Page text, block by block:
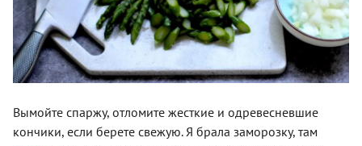
Вымойте спаржу, отломите жесткие и одревесневшие
кончики, если берете свежую. Я брала заморозку, там